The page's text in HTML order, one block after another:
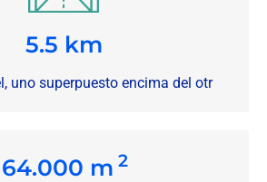
5.5 km
uno superpuesto encima del otr
m 2